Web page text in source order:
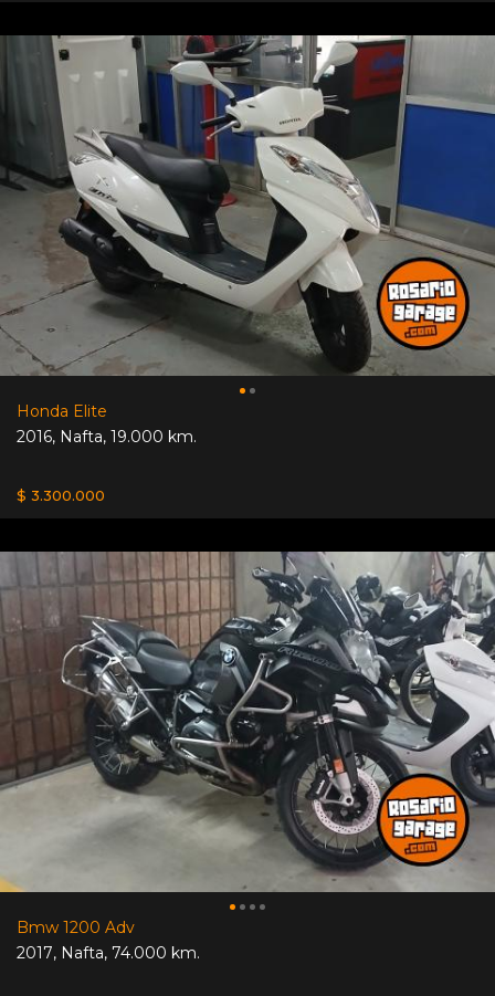
Honda Elite
2016, Nafta, 19.000 km.
$ 3.300.000
Bmw 1200 Adv
2017, Nafta, 74.000 km.